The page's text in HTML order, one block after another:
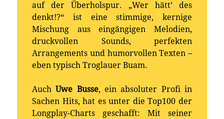
auf der Überholspur. „Wer hätt’ des
denkt!?“ ist eine stimmige, kernige
Mischung aus eingängigen Melodien,
druckvollen Sounds, perfekten
Arrangements und humorvollen Texten –
eben typisch Troglauer Buam.
AuchUwe Busse, ein absoluter Profi in
Sachen Hits, hat es unter die Top100 der
Longplay-Charts geschafft: Mit seiner